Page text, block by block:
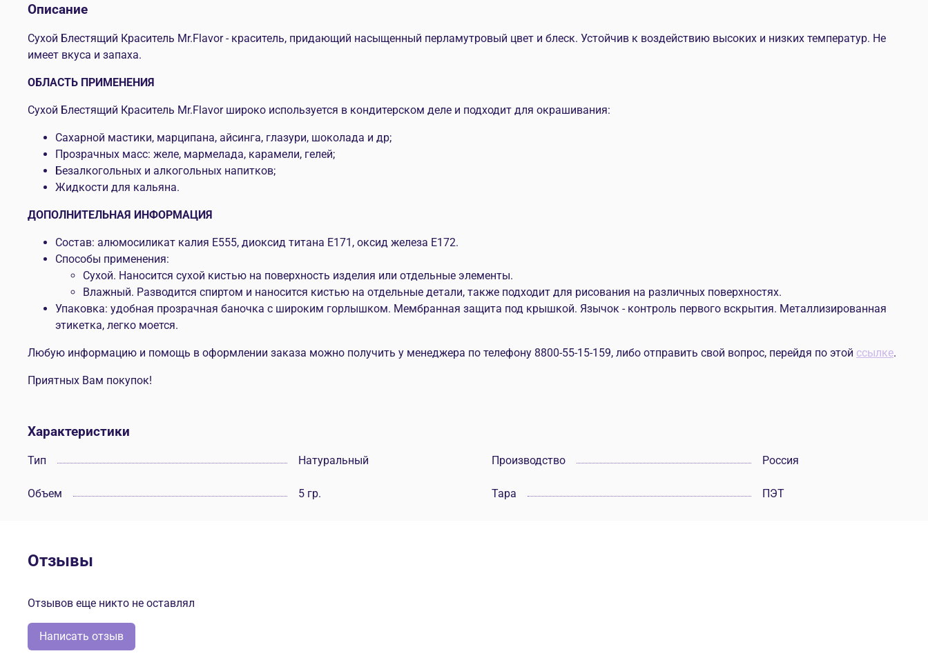
Описание
Сухой Блестящий Краситель Mr.Flavor - краситель, придающий насыщенный перламутровый цвет и блеск. Устойчив к воздействию высоких и низких температур. Не
имеет вкуса и запаха.
ОБЛАСТЬ ПРИМЕНЕНИЯ
Сухой Блестящий Краситель Mr.Flavor широко используется в кондитерском деле и подходит для окрашивания:
Сахарной мастики, марципана, айсинга, глазури, шоколада и др;
Прозрачных масс: желе, мармелада, карамели, гелей;
Безалкогольных и алкогольных напитков;
Жидкости для кальяна.
ДОПОЛНИТЕЛЬНАЯ ИНФОРМАЦИЯ
Состав: алюмосиликат калия Е555, диоксид титана Е171, оксид железа Е172.
Способы применения:
Сухой. Наносится сухой кистью на поверхность изделия или отдельные элементы.
Влажный. Разводится спиртом и наносится кистью на отдельные детали, также подходит для рисования на различных поверхностях.
Упаковка: удобная прозрачная баночка с широким горлышком. Мембранная защита под крышкой. Язычок - контроль первого вскрытия. Металлизированная
этикетка, легко моется.
Любую информацию и помощь в оформлении заказа можно получить у менеджера по телефону 8800-55-15-159, либо отправить свой вопрос, перейдя по этой ссылке.
Приятных Вам покупок!
Характеристики
Тип Натуральный Производство Россия
Объем 5 гр. Тара ПЭТ
Отзывы
Отзывов еще никто не оставлял
Написать отзыв